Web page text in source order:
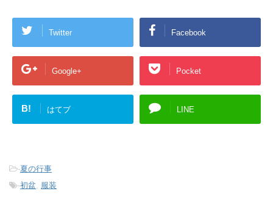
Twitter Facebook
Google+ Pocket
B! はてブ LINE
-夏の行事
-初盆, 服装